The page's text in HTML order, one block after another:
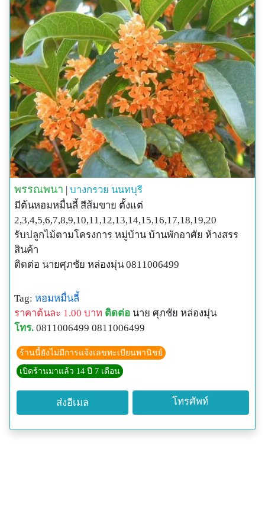
พรรณพนา บางกรวย นนทบุรี
มีต้นหอมหมื่นลี้ สีส้มขาย ตั้งแต่
2,3,4,5,6,7,8,9,10,11,12,13,14,15,16,17,18,19,20
รับปลูกไม้ตามโครงการ หมู่บ้าน บ้านพักอาศัย ห้างสรร
สินค้า
ติดต่อ นายศุภชัย หล่องมุ่น 0811006499
Tag: หอมหมื่นลี้
ราคาต้นละ 1.00 บาท ติดต่อ นาย ศุภชัย หล่องมุ่น
โทร. 0811006499 0811006499
ร้านนี้ยังไม่มีการแจ้งเลขทะเบียนพานิชย์
เปิดร้านมาแล้ว 14 ปี 7 เดือน
ส่งอีเมล โทรศัพท์